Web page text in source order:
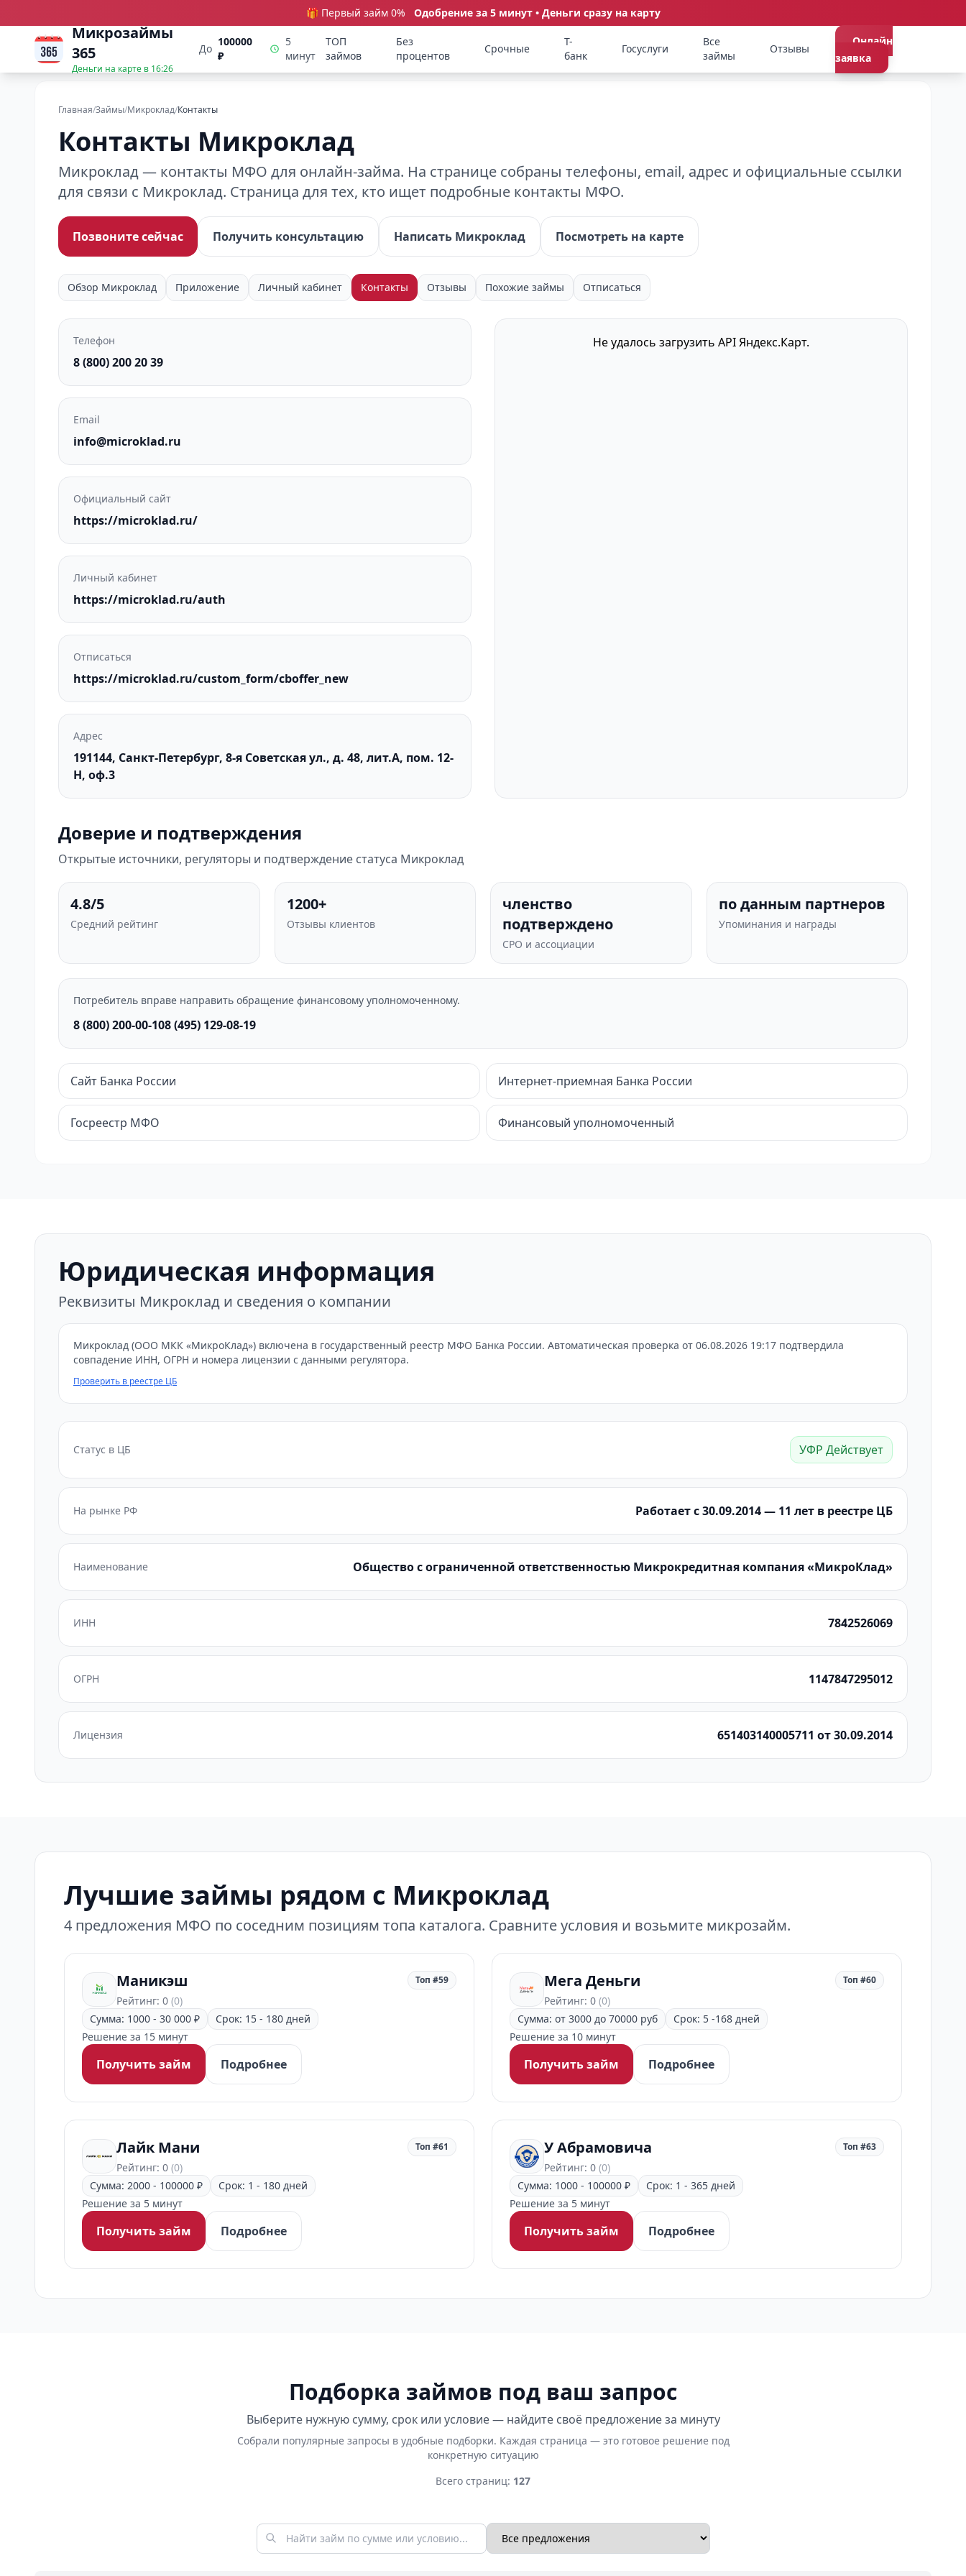
🎁 Первый займ 0% Одобрение за 5 минут • Деньги сразу на карту
Микрозаймы
365
Деньги на карте в 16:26
До
100000
₽
5
минут
ТОП
займов
Без
процентов
Срочные
Т-
банк
Госуслуги
Все
займы
Отзывы
Онлайн
заявка
Главная/Займы/Микроклад/Контакты
Контакты Микроклад
Микроклад — контакты МФО для онлайн-займа. На странице собраны телефоны, email, адрес и официальные ссылки
для связи с Микроклад. Страница для тех, кто ищет подробные контакты МФО.
Позвоните сейчас Получить консультацию Написать Микроклад Посмотреть на карте
Обзор Микроклад Приложение Личный кабинет Контакты Отзывы Похожие займы Отписаться
Телефон
8 (800) 200 20 39
Email
info@microklad.ru
Официальный сайт
https://microklad.ru/
Личный кабинет
https://microklad.ru/auth
Отписаться
https://microklad.ru/custom_form/cboffer_new
Адрес
191144, Санкт-Петербург, 8-я Советская ул., д. 48, лит.А, пом. 12-
Н, оф.3
Не удалось загрузить API Яндекс.Карт.
Доверие и подтверждения
Открытые источники, регуляторы и подтверждение статуса Микроклад
4.8/5
Средний рейтинг
1200+
Отзывы клиентов
членство
подтверждено
СРО и ассоциации
по данным партнеров
Упоминания и награды
Потребитель вправе направить обращение финансовому уполномоченному.
8 (800) 200-00-108 (495) 129-08-19
Сайт Банка России Интернет-приемная Банка России
Госреестр МФО Финансовый уполномоченный
Юридическая информация
Реквизиты Микроклад и сведения о компании
Микроклад (ООО МКК «МикроКлад») включена в государственный реестр МФО Банка России. Автоматическая проверка от 06.08.2026 19:17 подтвердила
совпадение ИНН, ОГРН и номера лицензии с данными регулятора.
Проверить в реестре ЦБ
Статус в ЦБ УФР Действует
На рынке РФ Работает с 30.09.2014 — 11 лет в реестре ЦБ
Наименование Общество с ограниченной ответственностью Микрокредитная компания «МикроКлад»
ИНН 7842526069
ОГРН 1147847295012
Лицензия 651403140005711 от 30.09.2014
Лучшие займы рядом с Микроклад
4 предложения МФО по соседним позициям топа каталога. Сравните условия и возьмите микрозайм.
Маникэш
Рейтинг: 0 (0)
Топ #59
Сумма: 1000 - 30 000 ₽
Срок: 15 - 180 дней
Решение за 15 минут
Получить займ Подробнее
Мега Деньги
Рейтинг: 0 (0)
Топ #60
Сумма: от 3000 до 70000 руб
Срок: 5 -168 дней
Решение за 10 минут
Получить займ Подробнее
Лайк Мани
Рейтинг: 0 (0)
Топ #61
Сумма: 2000 - 100000 ₽
Срок: 1 - 180 дней
Решение за 5 минут
Получить займ Подробнее
У Абрамовича
Рейтинг: 0 (0)
Топ #63
Сумма: 1000 - 100000 ₽
Срок: 1 - 365 дней
Решение за 5 минут
Получить займ Подробнее
Подборка займов под ваш запрос
Выберите нужную сумму, срок или условие — найдите своё предложение за минуту
Собрали популярные запросы в удобные подборки. Каждая страница — это готовое решение под
конкретную ситуацию
Всего страниц: 127